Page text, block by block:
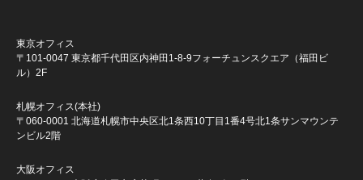
東京オフィス
〒101-0047 東京都千代田区内神田1-8-9フォーチュンスクエア（福田ビ
ル）2F
札幌オフィス(本社)
〒060-0001 北海道札幌市中央区北1条西10丁目1番4号北1条サンマウンテ
ンビル2階
大阪オフィス